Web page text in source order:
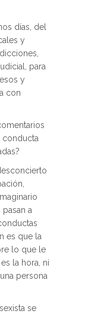
días, del
y
para
y
con
conducta
a
es que la
lo que le
la hora, ni
persona
se